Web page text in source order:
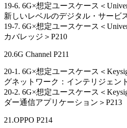
19-6. 6G×想定ユースケース＜
新しいレベルのデジタル・サービ
19-7. 6G×想定ユースケース＜
カバレッジ＞P210
20.6G Channel P211
20-1. 6G×想定ユースケース＜
グネットワーク：インテリジェン
20-2. 6G×想定ユースケース＜
ダー通信アプリケーション＞P213
21.OPPO P214